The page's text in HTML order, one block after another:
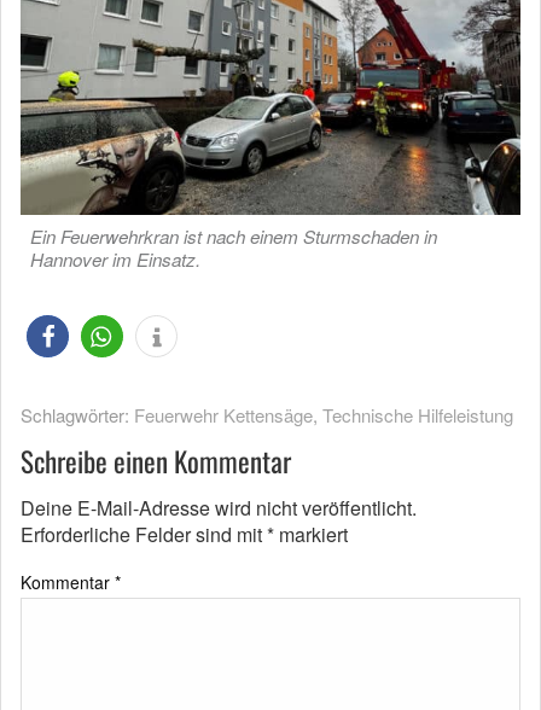
Ein Feuerwehrkran ist nach einem Sturmschaden in
Hannover im Einsatz.
Schlagwörter: Feuerwehr Kettensäge, Technische Hilfeleistung
Schreibe einen Kommentar
Deine E-Mail-Adresse wird nicht veröffentlicht.
Erforderliche Felder sind mit* markiert
Kommentar *